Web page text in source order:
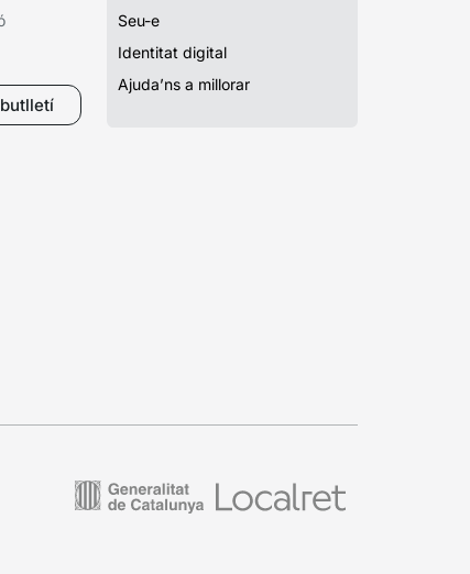
Seu-e
Identitat digital
Ajuda’ns a millorar